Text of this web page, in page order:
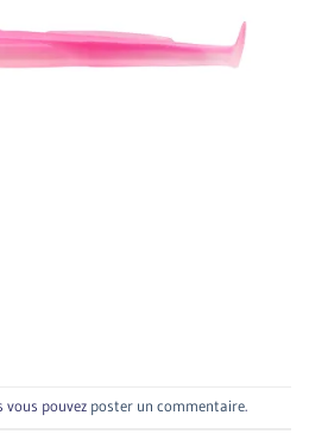
vous pouvez poster un commentaire.